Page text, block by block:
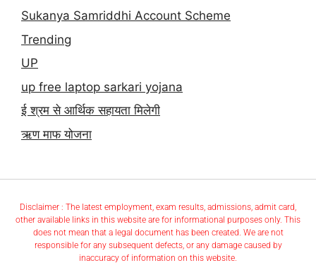
Sukanya Samriddhi Account Scheme
Trending
UP
up free laptop sarkari yojana
ई श्रम से आर्थिक सहायता मिलेगी
ऋण माफ योजना
Disclaimer : The latest employment, exam results, admissions, admit card,
other available links in this website are for informational purposes only. This
does not mean that a legal document has been created. We are not
responsible for any subsequent defects, or any damage caused by
inaccuracy of information on this website.